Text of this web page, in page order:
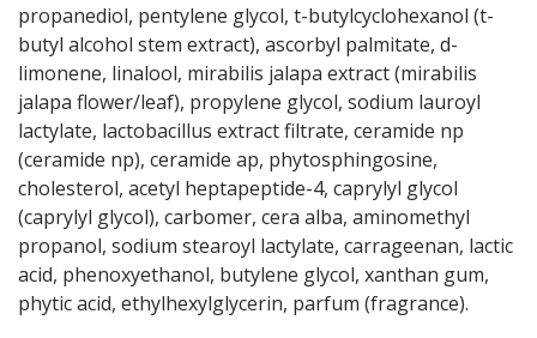
propanediol, pentylene glycol, t-butylcyclohexanol (t-
butyl alcohol stem extract), ascorbyl palmitate, d-
limonene, linalool, mirabilis jalapa extract (mirabilis
jalapa flower/leaf), propylene glycol, sodium lauroyl
lactylate, lactobacillus extract filtrate, ceramide np
(ceramide np), ceramide ap, phytosphingosine,
cholesterol, acetyl heptapeptide-4, caprylyl glycol
(caprylyl glycol), carbomer, cera alba, aminomethyl
propanol, sodium stearoyl lactylate, carrageenan, lactic
acid, phenoxyethanol, butylene glycol, xanthan gum,
phytic acid, ethylhexylglycerin, parfum (fragrance).